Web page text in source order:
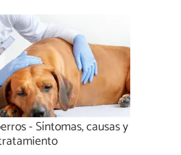
- Síntomas, causas y